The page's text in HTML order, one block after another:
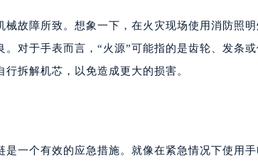
故障所致。想象一下，在火灾现场使用消防照
对于手表而言，“火源”可能指的是齿轮、发条或
拆解机芯，以免造成更大的损害。
一个有效的应急措施。就像在紧急情况下使用